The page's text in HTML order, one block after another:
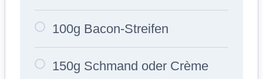
100g Bacon-Streifen
150g Schmand oder Crème